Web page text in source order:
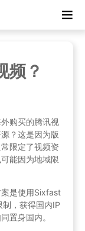
频？
购买的腾讯视
？这是因为版
限定了视频资
能因为地域限
是使用Sixfast
，获得国内IP
置身国内。